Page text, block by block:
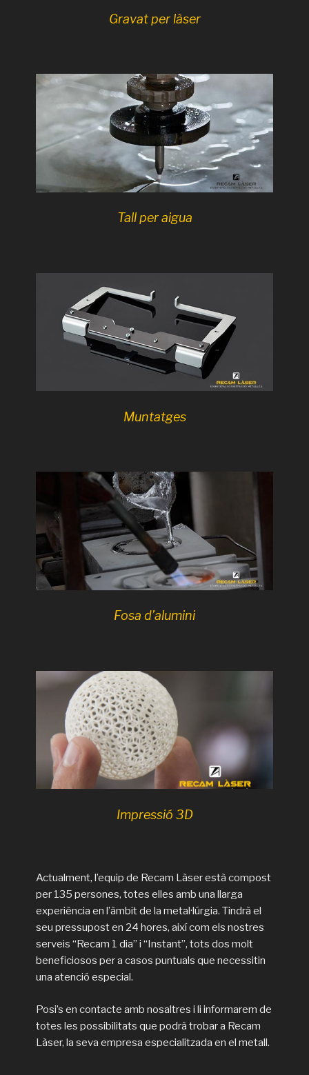
Gravat per làser
Tall per aigua
Muntatges
Fosa d’alumini
Impressió 3D
Actualment, l’equip de Recam Làser està compost
per 135 persones, totes elles amb una llarga
experiència en l’àmbit de la metal·lúrgia. Tindrà el
seu pressupost en 24 hores, així com els nostres
serveis “Recam 1 dia” i “Instant”, tots dos molt
beneficiosos per a casos puntuals que necessitin
una atenció especial.
Posi’s en contacte amb nosaltres i li informarem de
totes les possibilitats que podrà trobar a Recam
Làser, la seva empresa especialitzada en el metall.